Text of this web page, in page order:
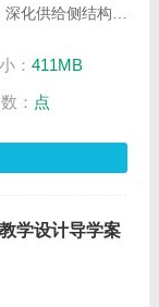
化供给侧结构性
环为主体、国内
以国内大循环为
动国际国内双循
体系的内容与要
一起寻找议题答
： 411MB
： 点
学设计导学案